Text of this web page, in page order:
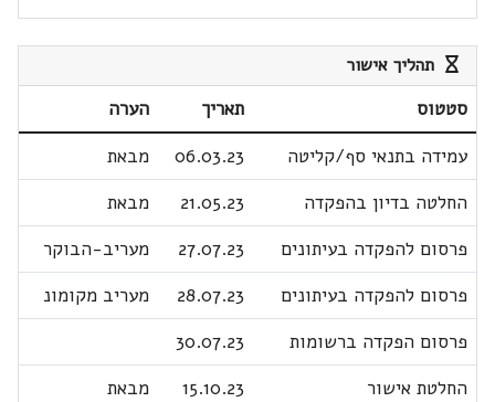
תהליך אישור
סטטוס תאריך
הערה
עמידה בתנאי סף/קליטה
06.03.23
מבאת
החלטה בדיון בהפקדה
21.05.23
מבאת
פרסום להפקדה בעיתונים
27.07.23
מעריב-הבוקר
פרסום להפקדה בעיתונים
28.07.23
מעריב מקומונ
פרסום הפקדה ברשומות
30.07.23
החלטת אישור
15.10.23
מבאת